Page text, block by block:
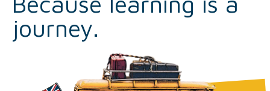
journey.